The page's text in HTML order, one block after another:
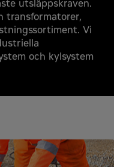
utsläppskraven.
transformatorer,
Vi
och kylsystem